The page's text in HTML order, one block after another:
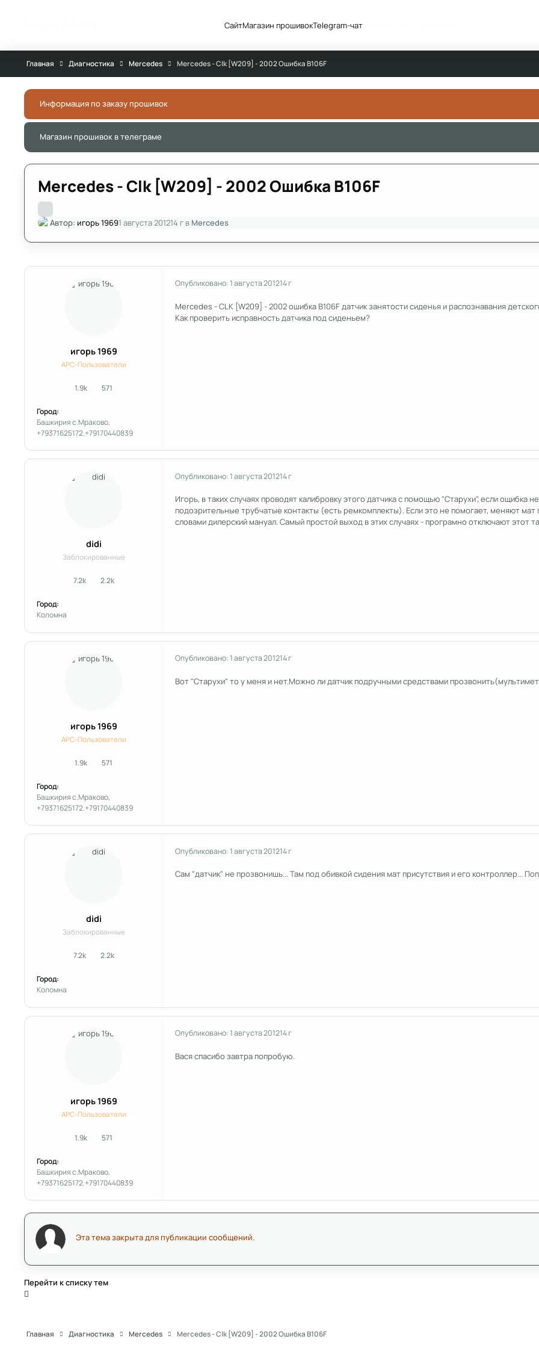
СайтМагазин прошивокTelegram-чатСообщество
Главная Диагностика Mercedes Mercedes - Clk [W209] - 2002 Ошибка B106F
Информация по заказу прошивок
Магазин прошивок в телеграме
Mercedes - Clk [W209] - 2002 Ошибка B106F
Автор: игорь 19691 августа 201214 гв Mercedes
игорь 1969
APC-Пользователи
1.9kсообщения
571Репутация
Город:
Башкирия с.Мраково,
+79371625172.+79170440839
Опубликовано:1 августа 201214 г
Mercedes - CLK [W209] - 2002 ошибка B106F датчик занятости сиденья и распознавания
Как проверить исправность датчика под сиденьем?
didi
Заблокированные
7.2kсообщения
2.2kРепутация
Город:
Коломна
Опубликовано:1 августа 201214 г
Игорь, в таких случаях проводят калибровку этого датчика с помощью "Старухи", если ощибка
подозрительные трубчатые контакты (есть ремкомплекты). Если это не помогает, меняют мат
словами дилерский мануал. Самый простой выход в этих случаях - програмно отключают этот
игорь 1969
APC-Пользователи
1.9kсообщения
571Репутация
Город:
Башкирия с.Мраково,
+79371625172.+79170440839
Опубликовано:1 августа 201214 г
Вот "Старухи" то у меня и нет.Можно ли датчик подручными средствами
didi
Заблокированные
7.2kсообщения
2.2kРепутация
Город:
Коломна
Опубликовано:1 августа 201214 г
Сам "датчик" не прозвонишь... Там под обивкой сидения мат присутствия и его контроллер...
игорь 1969
APC-Пользователи
1.9kсообщения
571Репутация
Город:
Башкирия с.Мраково,
+79371625172.+79170440839
Опубликовано:1 августа 201214 г
Вася спасибо завтра попробую.
Эта тема закрыта для публикации сообщений.
Перейти к списку тем
Главная Диагностика Mercedes Mercedes - Clk [W209] - 2002 Ошибка B106F